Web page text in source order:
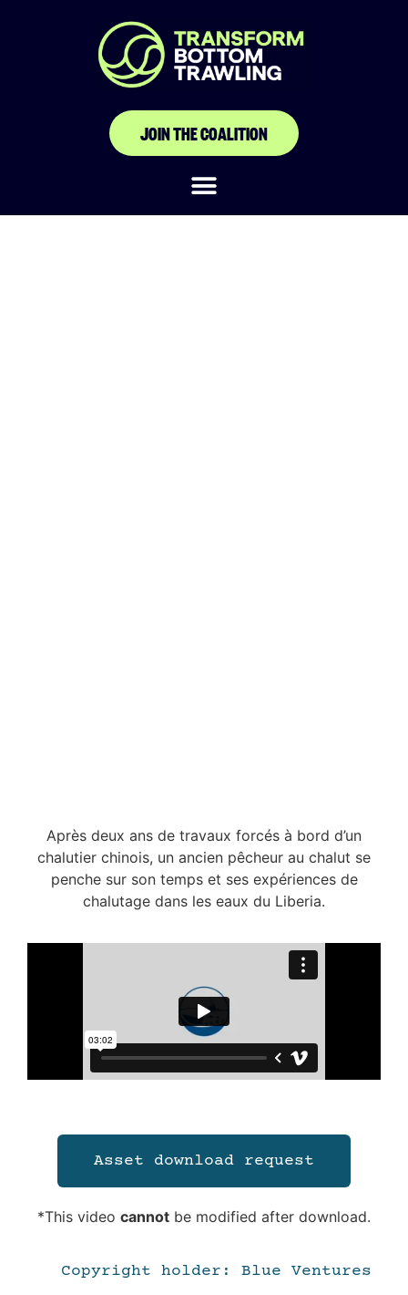
JOIN THE COALITION
Après deux ans de travaux forcés à bord d’un
chalutier chinois, un ancien pêcheur au chalut se
penche sur son temps et ses expériences de
chalutage dans les eaux du Liberia.
Asset download request
*This video cannot be modified after download.
Copyright holder: Blue Ventures